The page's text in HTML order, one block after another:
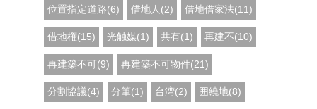
位置指定道路(6) 借地人(2) 借地借家法(11)
借地権(15) 光触媒(1) 共有(1) 再建不(10)
再建築不可(9) 再建築不可物件(21)
分割協議(4) 分筆(1) 台湾(2) 囲繞地(8)